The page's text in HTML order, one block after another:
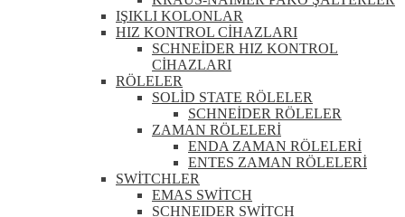
IŞIKLI KOLONLAR
HIZ KONTROL CİHAZLARI
SCHNEİDER HIZ KONTROL
CİHAZLARI
RÖLELER
SOLİD STATE RÖLELER
SCHNEİDER RÖLELER
ZAMAN RÖLELERİ
ENDA ZAMAN RÖLELERİ
ENTES ZAMAN RÖLELERİ
SWİTCHLER
EMAS SWİTCH
SCHNEIDER SWİTCH